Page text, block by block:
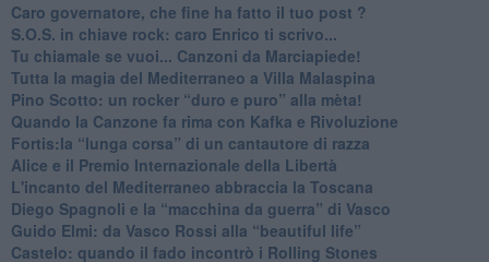
Caro governatore, che fine ha fatto il tuo post ?
S.O.S. in chiave rock: caro Enrico ti scrivo...
Tu chiamale se vuoi... Canzoni da Marciapiede!
​Tutta la magia del Mediterraneo a Villa Malaspina
​Pino Scotto: un rocker “duro e puro” alla mèta!
​Quando la Canzone fa rima con Kafka e Rivoluzione
​Fortis:la “lunga corsa” di un cantautore di razza
Alice e il Premio Internazionale della Libertà
​L'incanto del Mediterraneo abbraccia la Toscana
​Diego Spagnoli e la “macchina da guerra” di Vasco
​Guido Elmi: da Vasco Rossi alla “beautiful life”
​Castelo: quando il fado incontrò i Rolling Stones